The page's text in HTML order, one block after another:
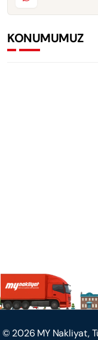
KONUMUMUZ
© 2026 MY Nakliyat,